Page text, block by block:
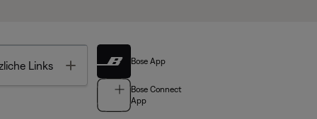
Links Toggle Bose App
Bose Connect
App